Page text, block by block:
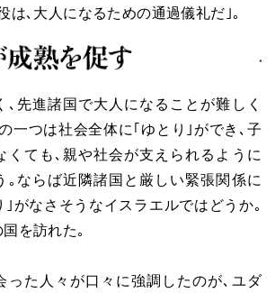
は､大人になるための通過儀礼だ｣｡
､先進諸国で大人になることが難しく
一つは社会全体に｢ゆとり｣ができ､子
くても､親や社会が支えられるように
｡ならば近隣諸国と厳しい緊張関係に
｣がなさそうなイスラエルではどうか｡
を訪れた｡
った人々が口々に強調したのが､ユダ